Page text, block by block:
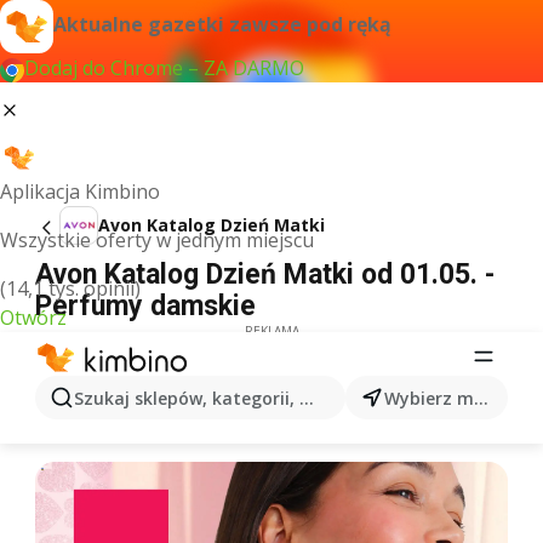
Aktualne gazetki zawsze pod ręką
Dodaj do Chrome – ZA DARMO
Aplikacja Kimbino
Wszystkie oferty w jednym miejscu
(14,1 tys. opinii)
Otwórz
Szukaj sklepów, kategorii, produktów... Wybierz miasto
Avon Katalog Dzień Matki
Avon Katalog Dzień Matki od 01.05. -
Perfumy damskie
REKLAMA